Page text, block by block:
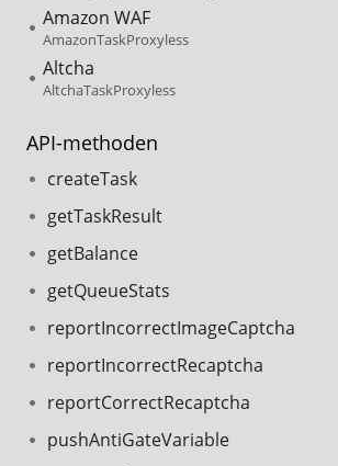
Amazon WAF
AmazonTaskProxyless
Altcha
AltchaTaskProxyless
API-methoden
createTask
getTaskResult
getBalance
getQueueStats
reportIncorrectImageCaptcha
reportIncorrectRecaptcha
reportCorrectRecaptcha
pushAntiGateVariable